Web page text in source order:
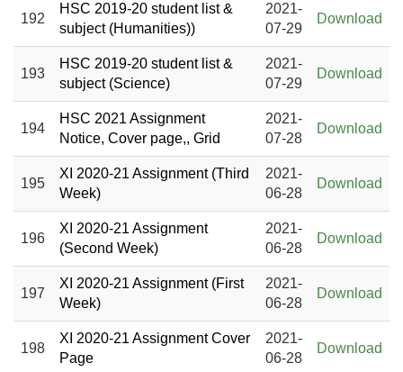
192
HSC 2019-20 student list &
subject (Humanities))
2021-
07-29
Download
193
HSC 2019-20 student list &
subject (Science)
2021-
07-29
Download
194
HSC 2021 Assignment
Notice, Cover page,, Grid
2021-
07-28
Download
195
XI 2020-21 Assignment (Third
Week)
2021-
06-28
Download
196
XI 2020-21 Assignment
(Second Week)
2021-
06-28
Download
197
XI 2020-21 Assignment (First
Week)
2021-
06-28
Download
198
XI 2020-21 Assignment Cover
Page
2021-
06-28
Download